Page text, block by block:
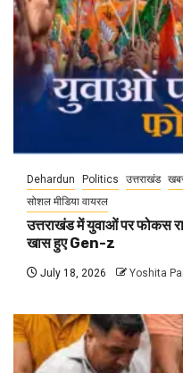
Dehardun Politics उत्तराखंड
सोशल मीडिया वायरल
उत्तराखंड में युवाओं पर फोकस
खास हुए Gen-z
July 18, 2026 Yoshita